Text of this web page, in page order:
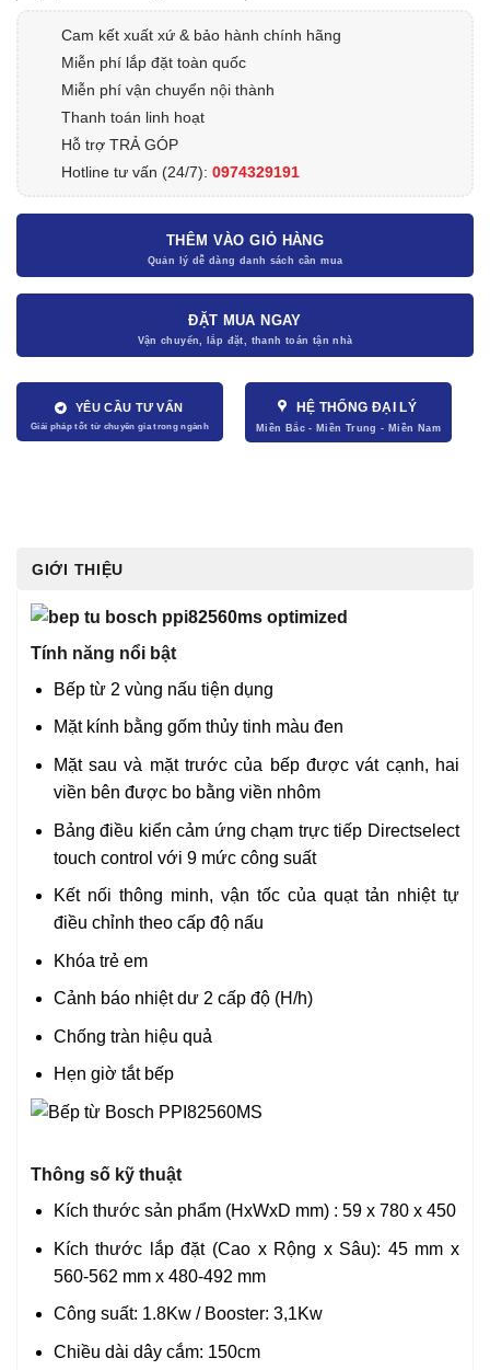
Cam kết xuất xứ & bảo hành chính hãng
Miễn phí lắp đặt toàn quốc
Miễn phí vận chuyển nội thành
Thanh toán linh hoạt
Hỗ trợ TRẢ GÓP
Hotline tư vấn (24/7): 0974329191
THÊM VÀO GIỎ HÀNG
ĐẶT MUA NGAY
YÊU CẦU TƯ VẤN HỆ THỐNG ĐẠI LÝ
GIỚI THIỆU
Tính năng nổi bật
Bếp từ 2 vùng nấu tiện dụng
Mặt kính bằng gốm thủy tinh màu đen
Mặt sau và mặt trước của bếp được vát cạnh, hai
viền bên được bo bằng viền nhôm
Bảng điều kiển cảm ứng chạm trực tiếp Directselect
touch control với 9 mức công suất
Kết nối thông minh, vận tốc của quạt tản nhiệt tự
điều chỉnh theo cấp độ nấu
Khóa trẻ em
Cảnh báo nhiệt dư 2 cấp độ (H/h)
Chống tràn hiệu quả
Hẹn giờ tắt bếp
Thông số kỹ thuật
Kích thước sản phẩm (HxWxD mm) : 59 x 780 x 450
Kích thước lắp đặt (Cao x Rộng x Sâu): 45 mm x
560-562 mm x 480-492 mm
Công suất: 1.8Kw / Booster: 3,1Kw
Chiều dài dây cắm: 150cm